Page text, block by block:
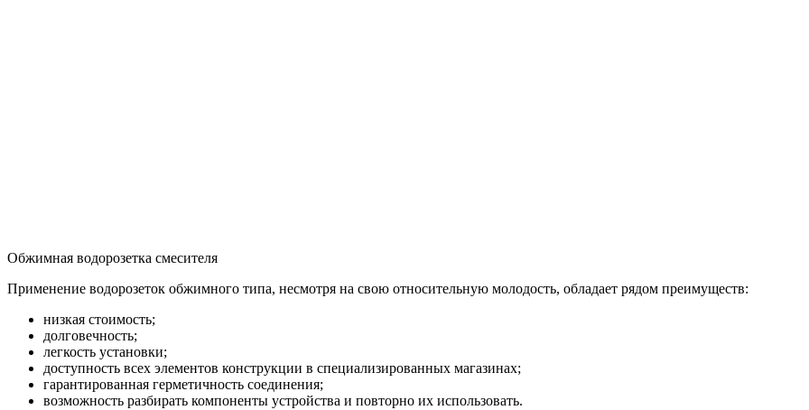
Обжимная водорозетка смесителя
Применение водорозеток обжимного типа, несмотря на свою относительную молодость, обладает рядом преимуществ:
низкая стоимость;
долговечность;
легкость установки;
доступность всех элементов конструкции в специализированных магазинах;
гарантированная герметичность соединения;
возможность разбирать компоненты устройства и повторно их использовать.